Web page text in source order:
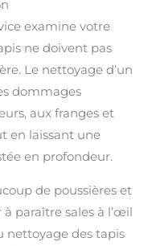
examine votre
ne doivent pas
Le nettoyage d’un
dommages
aux franges et
en laissant une
en profondeur.
de poussières et
paraître sales à l’œil
nettoyage des tapis